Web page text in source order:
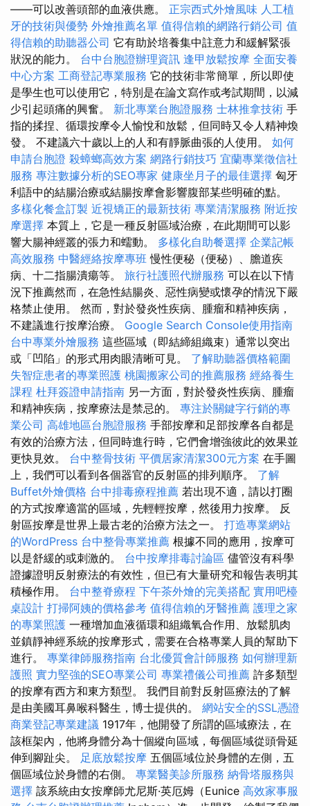
——可以改善頭部的血液供應。 正宗西式外燴風味 人工植
牙的技術與優勢 外燴推薦名單 值得信賴的網路行銷公司 值
得信賴的助聽器公司 它有助於培養集中註意力和緩解緊張
狀況的能力。 台中台胞證辦理資訊 逢甲放鬆按摩 全面安養
中心方案 工商登記專業服務 它的技術非常簡單，所以即使
是學生也可以使用它，特別是在論文寫作或考試期間，以減
少引起頭痛的興奮。 新北專業台胞證服務 士林推拿技術 手
指的揉捏、循環按摩令人愉悅和放鬆，但同時又令人精神煥
發。 不建議六十歲以上的人和有靜脈曲張的人使用。 如何
申請台胞證 殺蟑螂高效方案 網路行銷技巧 宜蘭專業徵信社
服務 專注數據分析的SEO專家 健康坐月子的最佳選擇 匈牙
利語中的結腸治療或結腸按摩會影響腹部某些明確的點。
多樣化餐盒訂製 近視矯正的最新技術 專業清潔服務 附近按
摩選擇 本質上，它是一種反射區域治療，在此期間可以影
響大腸神經叢的張力和蠕動。 多樣化自助餐選擇 企業記帳
高效服務 中醫經絡按摩專班慢性便秘（便秘）、膽道疾
病、十二指腸潰瘍等。 旅行社護照代辦服務 可以在以下情
況下推薦然而，在急性結腸炎、惡性病變或懷孕的情況下嚴
格禁止使用。 然而，對於發炎性疾病、腫瘤和精神疾病，
不建議進行按摩治療。 Google Search Console使用指南
台中專業外燴服務 這些區域（即結締組織束）通常以突出
或「凹陷」的形式用肉眼清晰可見。 了解助聽器價格範圍
失智症患者的專業照護 桃園搬家公司的推薦服務 經絡養生
課程 杜拜簽證申請指南 另一方面，對於發炎性疾病、腫瘤
和精神疾病，按摩療法是禁忌的。 專注於關鍵字行銷的專
業公司 高雄地區台胞證服務 手部按摩和足部按摩各自都是
有效的治療方法，但同時進行時，它們會增強彼此的效果並
更快見效。 台中整骨技術 平價居家清潔300元方案 在手圖
上，我們可以看到各個器官的反射區的排列順序。 了解
Buffet外燴價格 台中排毒療程推薦 若出現不適，請以打圈
的方式按摩適當的區域，先輕輕按摩，然後用力按摩。 反
射區按摩是世界上最古老的治療方法之一。 打造專業網站
的WordPress 台中整骨專業推薦 根據不同的應用，按摩可
以是舒緩的或刺激的。 台中按摩排毒討論區 儘管沒有科學
證據證明反射療法的有效性，但已有大量研究和報告表明其
積極作用。 台中整脊療程 下午茶外燴的完美搭配 實用吧檯
桌設計 打掃阿姨的價格參考 值得信賴的牙醫推薦 護理之家
的專業照護 一種增加血液循環和組織氧合作用、放鬆肌肉
並鎮靜神經系統的按摩形式，需要在合格專業人員的幫助下
進行。 專業律師服務指南 台北優質會計師服務 如何辦理新
護照 實力堅強的SEO專業公司 專業禮儀公司推薦 許多類型
的按摩有西方和東方類型。 我們目前對反射區療法的了解
是由美國耳鼻喉科醫生，博士提供的。 網站安全的SSL憑證
商業登記專業建議 1917年，他開發了所謂的區域療法，在
該框架內，他將身體分為十個縱向區域，每個區域從頭骨延
伸到腳趾尖。 足底放鬆按摩 五個區域位於身體的左側，五
個區域位於身體的右側。 專業醫美診所服務 納骨塔服務與
選擇 該系統由女按摩師尤尼斯·英厄姆（Eunice 高效家事服